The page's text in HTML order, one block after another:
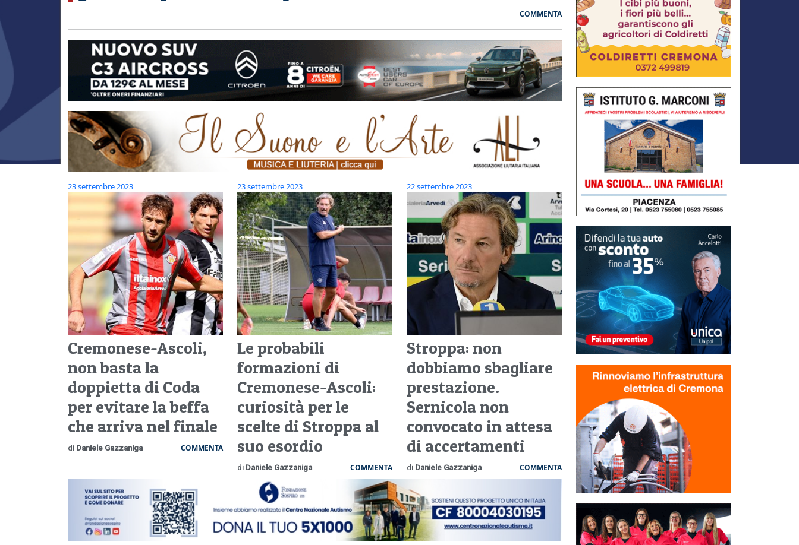
COMMENTA
23 settembre 2023
Cremonese-Ascoli,
non basta la
doppietta di Coda
per evitare la beffa
che arriva nel finale
di Daniele Gazzaniga COMMENTA
23 settembre 2023
Le probabili
formazioni di
Cremonese-Ascoli:
curiosità per le
scelte di Stroppa al
suo esordio
di Daniele Gazzaniga COMMENTA
22 settembre 2023
Stroppa: non
dobbiamo sbagliare
prestazione.
Sernicola non
convocato in attesa
di accertamenti
di Daniele Gazzaniga COMMENTA